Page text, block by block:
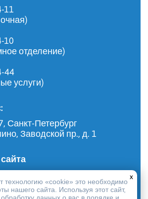
11
10
отделение)
44
услуги)
Санкт-Петербург
Заводской пр., д. 1
технологию «cookie» это необходимо
нашего сайта. Используя этот сайт,
x